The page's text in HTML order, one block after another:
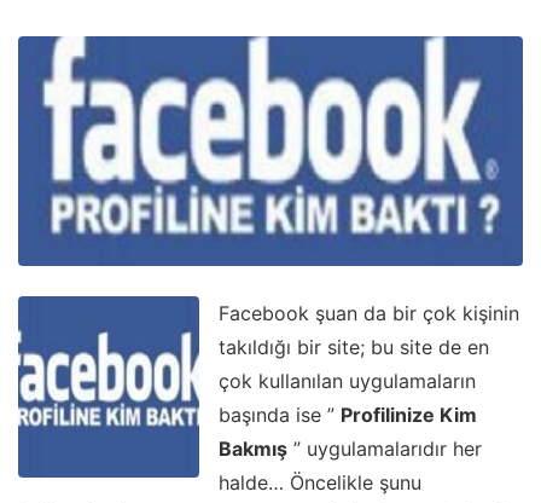
Facebook şuan da bir çok kişinin
takıldığı bir site; bu site de en
çok kullanılan uygulamaların
başında ise ” Profilinize Kim
Bakmış ” uygulamalarıdır her
halde… Öncelikle şunu